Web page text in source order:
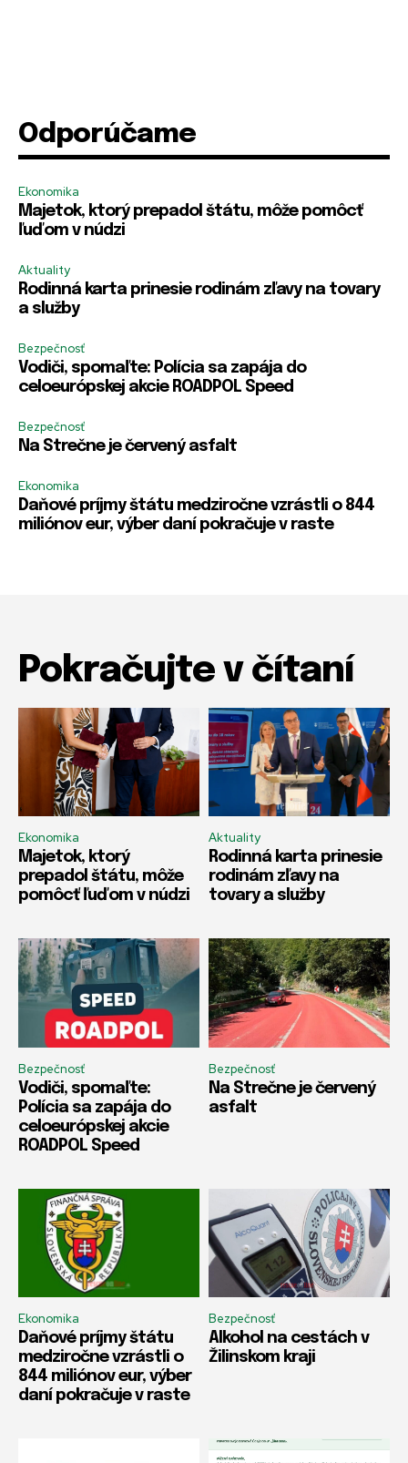
Heslo
R
e
m
m
b
e
r
m
e
R
e
m
b
e
m
e
Zapamätať si ma
m
m
e
-
m
a
i
Heslo
R
e
m
b
e
m
e
Zapamätať si ma
Odporúčame
Ekonomika
Majetok, ktorý prepadol štátu, môže pomôcť
ľuďom v núdzi
Aktuality
Rodinná karta prinesie rodinám zľavy na tovary
a služby
Bezpečnosť
Vodiči, spomaľte: Polícia sa zapája do
celoeurópskej akcie ROADPOL Speed
Bezpečnosť
Na Strečne je červený asfalt
Ekonomika
Daňové príjmy štátu medziročne vzrástli o 844
miliónov eur, výber daní pokračuje v raste
Pokračujte v čítaní
Ekonomika
Majetok, ktorý
prepadol štátu, môže
pomôcť ľuďom v núdzi
Aktuality
Rodinná karta prinesie
rodinám zľavy na
tovary a služby
Bezpečnosť
Vodiči, spomaľte:
Polícia sa zapája do
celoeurópskej akcie
ROADPOL Speed
Bezpečnosť
Na Strečne je červený
asfalt
Ekonomika
Daňové príjmy štátu
medziročne vzrástli o
844 miliónov eur, výber
daní pokračuje v raste
Bezpečnosť
Alkohol na cestách v
Žilinskom kraji